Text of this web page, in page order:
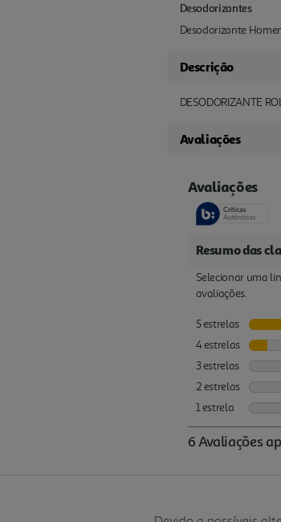
Desodorizantes
Desodorizante
Descrição
DESODORIZANTE
Avaliações